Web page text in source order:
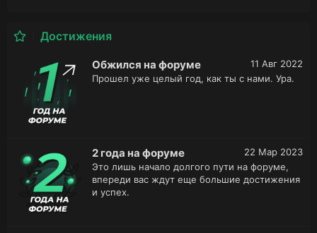
Достижения
11 Авг 2022
Обжился на форуме
Прошел уже целый год, как ты с нами. Ура.
22 Мар 2023
2 года на форуме
Это лишь начало долгого пути на форуме,
впереди вас ждут еще большие достижения
и успех.